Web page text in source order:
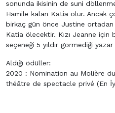
sonunda ikisinin de suni
Hamile kalan Katia olur. Ancak
birkaç gün önce Justine ortadan
Katia ölecektir. Kızı Jeanne için
seçeneği 5 yıldır görmediği
Aldığı ödüller:
2020 : Nomination au Molière
théâtre de spectacle privé (En